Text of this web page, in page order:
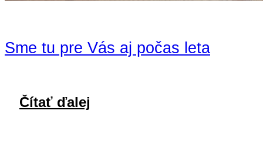
Sme tu pre Vás aj počas leta
Čítať ďalej